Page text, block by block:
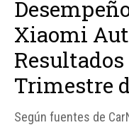
Xiaomi
Trimestre
Según fuentes de